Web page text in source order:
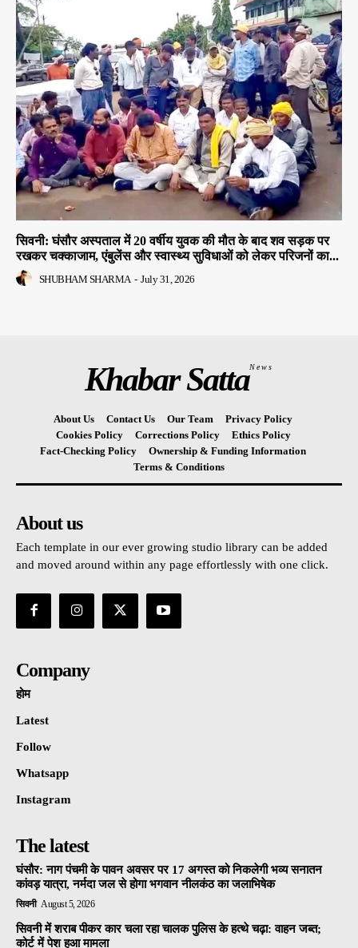
सिवनी: घंसौर अस्पताल में 20 वर्षीय युवक की मौत के बाद शव सड़क पर
रखकर चक्काजाम, एंबुलेंस और स्वास्थ्य सुविधाओं को लेकर परिजनों का...
SHUBHAM SHARMA - July 31, 2026
Khabar SattaNews
About Us Contact Us Our Team
Privacy Policy
Cookies Policy
Corrections Policy
Ethics Policy
Fact-Checking Policy
Ownership & Funding Information
Terms & Conditions
About us
Each template in our ever growing studio library can be added
and moved around within any page effortlessly with one click.
Company
होम
Latest
Follow
Whatsapp
Instagram
The latest
घंसौर: नाग पंचमी के पावन अवसर पर 17 अगस्त को निकलेगी भव्य सनातन
कांवड़ यात्रा, नर्मदा जल से होगा भगवान नीलकंठ का जलाभिषेक
सिवनी August 5, 2026
सिवनी में शराब पीकर कार चला रहा चालक पुलिस के हत्थे चढ़ा: वाहन जब्त;
कोर्ट में पेश हुआ मामला